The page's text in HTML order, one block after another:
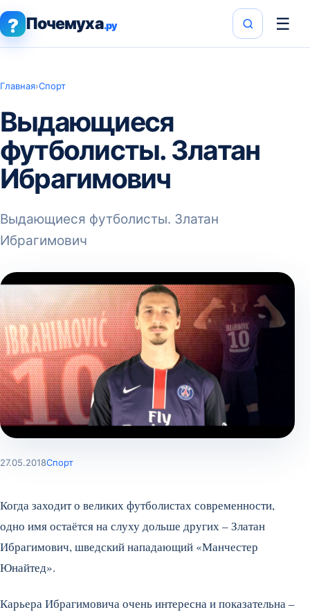
? Почемуха.ру ☰
Главная›Спорт
Выдающиеся
футболисты. Златан
Ибрагимович
Выдающиеся футболисты. Златан
Ибрагимович
27.05.2018Спорт
Когда заходит о великих футболистах современности,
одно имя остаётся на слуху дольше других – Златан
Ибрагимович, шведский нападающий «Манчестер
Юнайтед».
Карьера Ибрагимовича очень интересна и показательна –